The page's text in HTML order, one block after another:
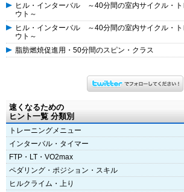
ヒル・インターバル ～40分間の室内サイクル・ト
ウト～
ヒル・インターバル ～40分間の室内サイクル・ト
ウト～
脂肪燃焼促進用・50分間のスピン・クラス
速くなるための
ヒント一覧 分類別
トレーニングメニュー
インターバル・タイマー
FTP・LT・VO2max
ペダリング・ポジション・スキル
ヒルクライム・上り